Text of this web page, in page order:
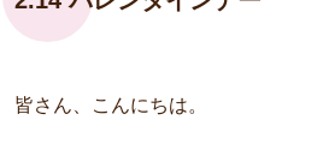
皆さん、こんにちは。